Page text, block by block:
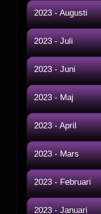
2023 - Augusti
2023 - Juli
2023 - Juni
2023 - Maj
2023 - April
2023 - Mars
2023 - Februari
2023 - Januari